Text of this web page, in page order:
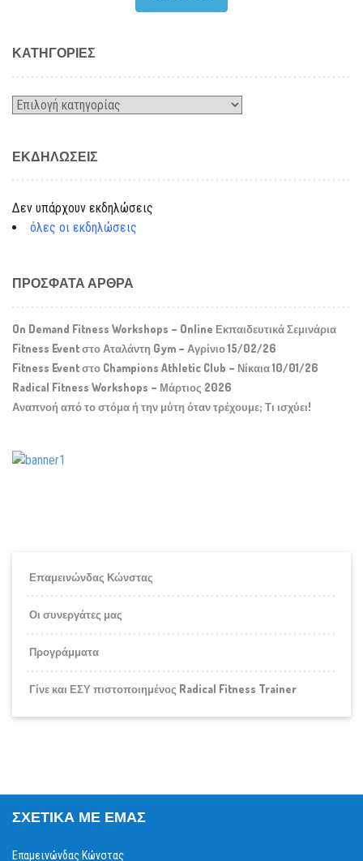
KΑΤΗΓΟΡΊΕΣ
Kατηγορίες
ΕΚΔΗΛΏΣΕΙΣ
Δεν υπάρχουν εκδηλώσεις
όλες οι εκδηλώσεις
ΠΡΌΣΦΑΤΑ ΆΡΘΡΑ
On Demand Fitness Workshops – Online Εκπαιδευτικά Σεμινάρια
Fitness Event στο Αταλάντη Gym – Αγρίνιο 15/02/26
Fitness Event στο Champions Athletic Club – Νίκαια 10/01/26
Radical Fitness Workshops – Μάρτιος 2026
Αναπνοή από το στόμα ή την μύτη όταν τρέχουμε; Τι ισχύει!
Επαμεινώνδας Κώνστας
Οι συνεργάτες μας
Προγράμματα
Γίνε και ΕΣΥ πιστοποιημένος Radical Fitness Trainer
ΣΧΕΤΙΚΆ ΜΕ ΕΜΆΣ
Επαμεινώνδας Κώνστας